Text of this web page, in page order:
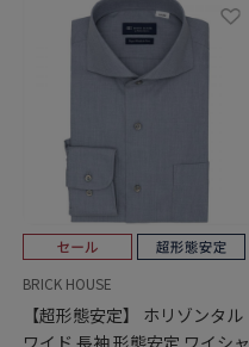
BRICK HOUSE
【超形態安定】 ホリゾンタル